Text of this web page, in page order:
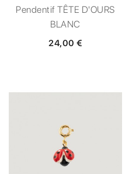
Pendentif TÊTE D'OURS
BLANC
24,00 €